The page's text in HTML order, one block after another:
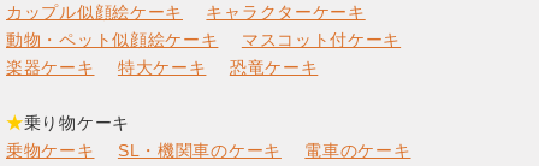
カップル似顔絵ケーキ
キャラクターケーキ
動物・ペット似顔絵ケーキ
マスコット付ケーキ
楽器ケーキ
特大ケーキ 恐竜ケーキ
★乗り物ケーキ
乗物ケーキ
SL・機関車のケーキ
電車のケーキ